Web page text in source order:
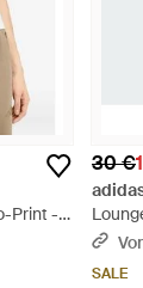
Print -
30 €
Pink
SALE